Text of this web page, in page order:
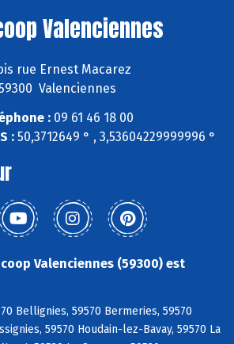
Valenciennes
rue Ernest Macarez
Valenciennes
: 09 61 46 18 00
:50,3712649 ° , 3,53604229999996 °
Valenciennes (59300) est
Bellignies, 59570 Bermeries, 59570
59570 Houdain-lez-Bavay, 59570 La